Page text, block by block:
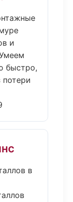
и
быстро,
в